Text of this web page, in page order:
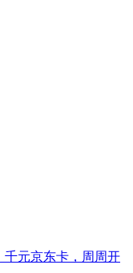
千元京东卡，周周开